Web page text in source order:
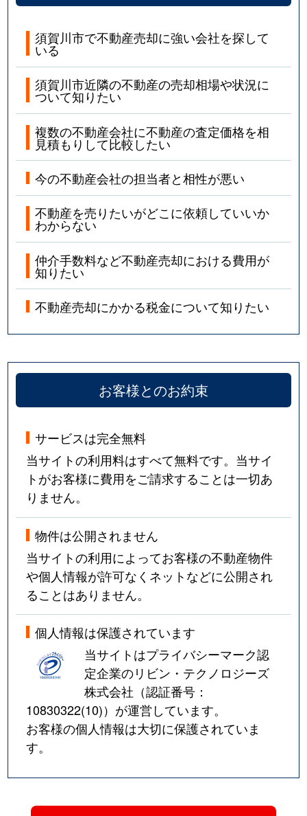
須賀川市で不動産売却に強い会社を探して
いる
須賀川市近隣の不動産の売却相場や状況に
ついて知りたい
複数の不動産会社に不動産の査定価格を相
見積もりして比較したい
今の不動産会社の担当者と相性が悪い
不動産を売りたいがどこに依頼していいか
わからない
仲介手数料など不動産売却における費用が
知りたい
不動産売却にかかる税金について知りたい
お客様とのお約束
サービスは完全無料
当サイトの利用料はすべて無料です。当サイ
トがお客様に費用をご請求することは一切あ
りません。
物件は公開されません
当サイトの利用によってお客様の不動産物件
や個人情報が許可なくネットなどに公開され
ることはありません。
個人情報は保護されています
当サイトはプライバシーマーク認
定企業のリビン・テクノロジーズ
株式会社（認証番号：
10830322(10)）が運営しています。
お客様の個人情報は大切に保護されていま
す。